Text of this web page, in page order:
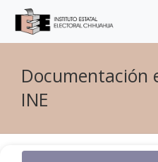
Documentación
INE